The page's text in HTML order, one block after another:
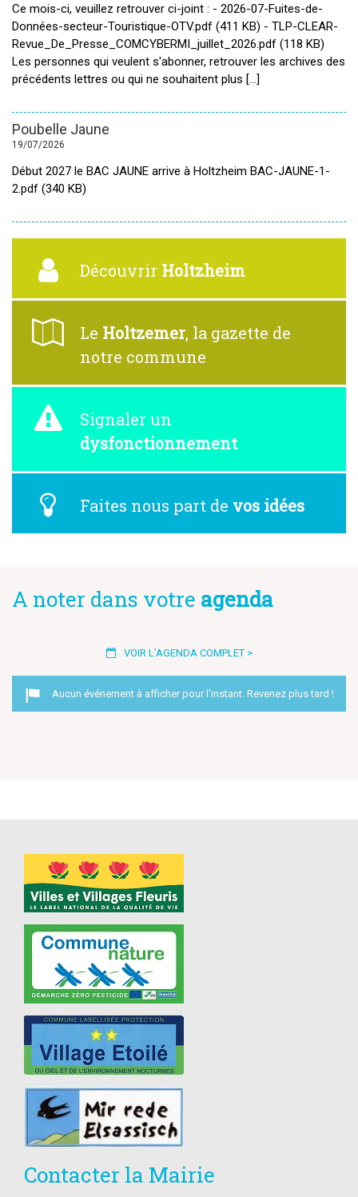
Ce mois-ci, veuillez retrouver ci-joint : - 2026-07-Fuites-de-
Données-secteur-Touristique-OTV.pdf (411 KB) - TLP-CLEAR-
Revue_De_Presse_COMCYBERMI_juillet_2026.pdf (118 KB)
Les personnes qui veulent s'abonner, retrouver les archives des
précédents lettres ou qui ne souhaitent plus [...]
Poubelle Jaune
19/07/2026
Début 2027 le BAC JAUNE arrive à Holtzheim BAC-JAUNE-1-
2.pdf (340 KB)
Découvrir Holtzheim
Le Holtzemer, la gazette de
notre commune
Signaler un
dysfonctionnement
Faites nous part de vos idées
A noter dans votre agenda
VOIR L’AGENDA COMPLET >
Aucun événement à afficher pour l'instant. Revenez plus tard !
Contacter la Mairie